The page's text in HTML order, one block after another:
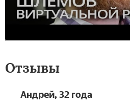
Отзывы
Андрей, 32 года